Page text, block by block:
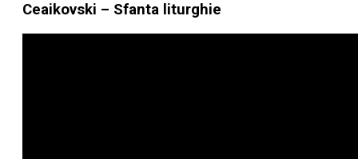
Ceaikovski – Sfanta liturghie